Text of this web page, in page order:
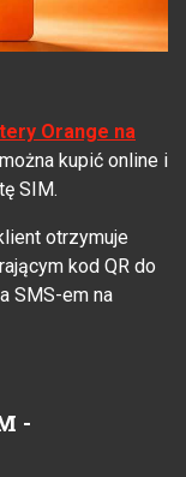
Orange na
kupić online i
SIM.
otrzymuje
kod QR do
SMS-em na
-